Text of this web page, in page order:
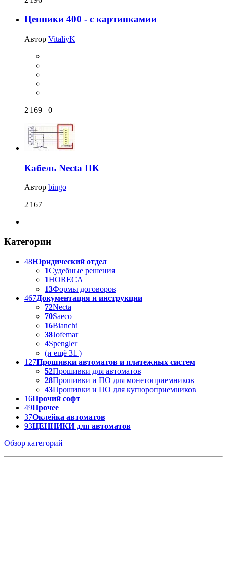
Ценники 400 - с картинкамии
Автор VitaliyK
2 169 0
Кабель Necta ПК
Автор bingo
2 167
Категории
48Юридический отдел
1Судебные решения
1HORECA
13Формы договоров
467Документация и инструкции
72Necta
70Saeco
16Bianchi
38Jofemar
4Spengler
(и ещё 31 )
127Прошивки автоматов и платежных систем
52Прошивки для автоматов
28Прошивки и ПО для монетоприемников
43Прошивки и ПО для купюроприемников
16Прочий софт
49Прочее
37Оклейка автоматов
93ЦЕННИКИ для автоматов
Обзор категорий